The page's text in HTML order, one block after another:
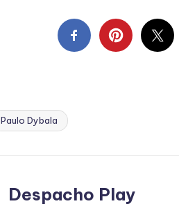
Paulo Dybala
Despacho Play